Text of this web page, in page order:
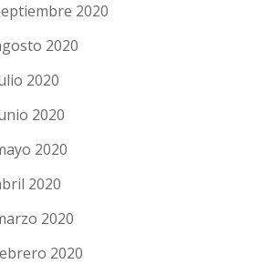
2020
2020
2020
2020
2020
2020
2020
2020